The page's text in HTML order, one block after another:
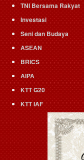
TNI Bersama Rakyat
Investasi
Seni dan Budaya
ASEAN
BRICS
AIPA
KTT G20
KTT IAF